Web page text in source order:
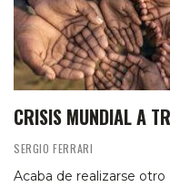
CRISIS MUNDIAL A
SERGIO FERRARI
Acaba de realizarse